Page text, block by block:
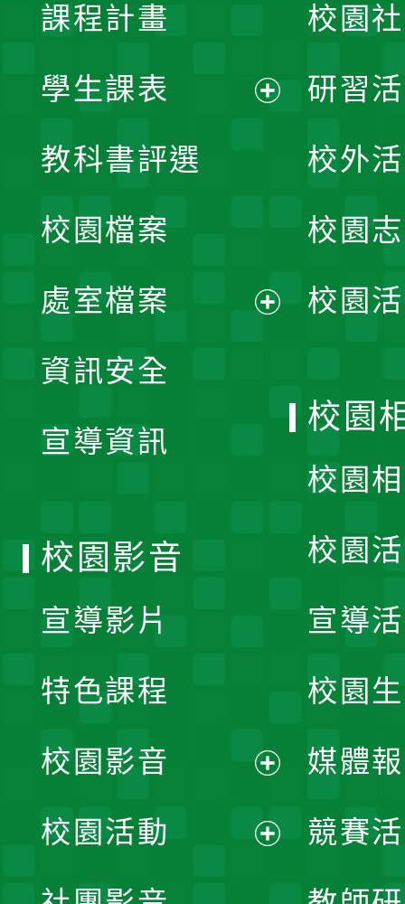
課程計畫
學生課表
單
教科書評選
校園檔案
處室檔案
資訊安全
宣導資訊
校園
研習
校外
校園
校園
校園
校園
校園
宣導
校園
媒體
競賽
校園影音
宣導影片
特色課程
校園影音
開
校園活動